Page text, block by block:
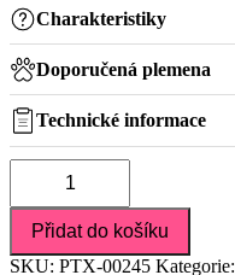
Charakteristiky
Doporučená plemena
Technické informace
Parfém
pro
psy
Přidat do košíku
SKU: PTX-00245 Kategorie: